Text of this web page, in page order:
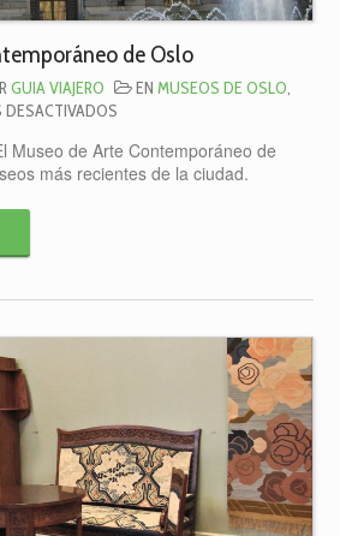
de Oslo
GUIA VIAJERO ENMUSEOS DE OSLO
DESACTIVADOS
DE
ARTE
Museo de Arte Contemporáneo de
más recientes de la ciudad.